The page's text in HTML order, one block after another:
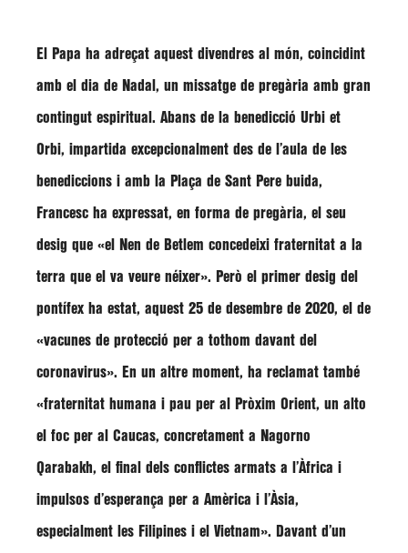
El Papa ha adreçat aquest divendres al món, coincidint
amb el dia de Nadal, un missatge de pregària amb gran
contingut espiritual. Abans de la benedicció Urbi et
Orbi, impartida excepcionalment des de l’aula de les
benediccions i amb la Plaça de Sant Pere buida,
Francesc ha expressat, en forma de pregària, el seu
desig que «el Nen de Betlem concedeixi fraternitat a la
terra que el va veure néixer». Però el primer desig del
pontífex ha estat, aquest 25 de desembre de 2020, el de
«vacunes de protecció per a tothom davant del
coronavirus». En un altre moment, ha reclamat també
«fraternitat humana i pau per al Pròxim Orient, un alto
el foc per al Caucas, concretament a Nagorno
Qarabakh, el final dels conflictes armats a l’Àfrica i
impulsos d’esperança per a Amèrica i l’Àsia,
especialment les Filipines i el Vietnam». Davant d’un